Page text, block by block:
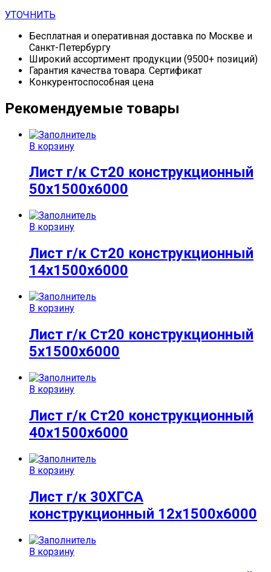
УТОЧНИТЬ
Бесплатная и оперативная доставка по Москве и
Санкт-Петербургу
Широкий ассортимент продукции (9500+ позиций)
Гарантия качества товара. Сертификат
Конкурентоспособная цена
Рекомендуемые товары
В корзину
Лист г/к Ст20 конструкционный
50х1500х6000
В корзину
Лист г/к Ст20 конструкционный
14х1500х6000
В корзину
Лист г/к Ст20 конструкционный
5х1500х6000
В корзину
Лист г/к Ст20 конструкционный
40х1500х6000
В корзину
Лист г/к 30ХГСА
конструкционный 12х1500х6000
В корзину